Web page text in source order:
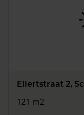
Ellertstraat 2,
121 m2